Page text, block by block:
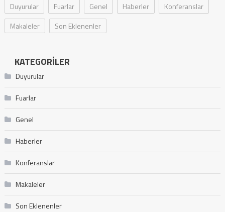
Duyurular Fuarlar Genel Haberler
Konferanslar
Makaleler
Son Eklenenler
KATEGORILER
Duyurular
Fuarlar
Genel
Haberler
Konferanslar
Makaleler
Son Eklenenler